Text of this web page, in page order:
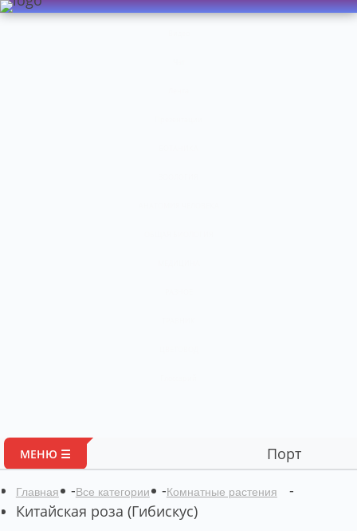
МЕНЮ ☰ Портал авторских
Главная -Все категории -Комнатные растения
-
Китайская роза (Гибискус)